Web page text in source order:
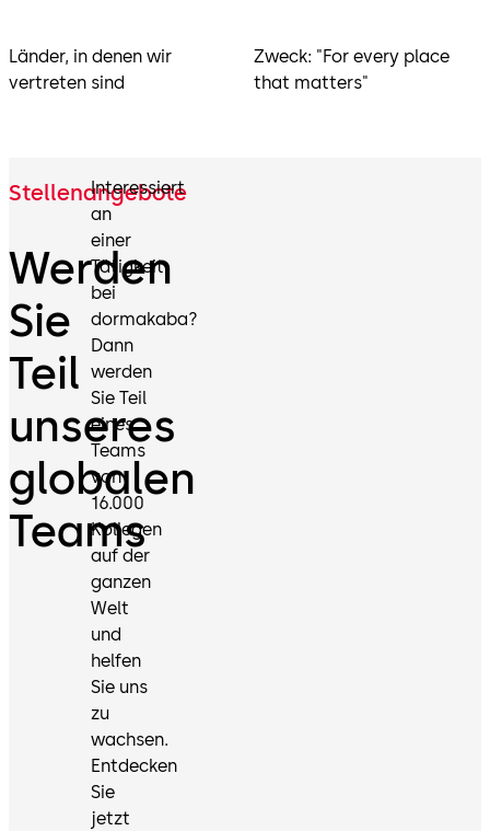
Länder, in denen wir
vertreten sind
Zweck: "For every place
that matters"
Stellenangebote
Werden
Sie
Teil
unseres
globalen
Teams
Interessiert
an
einer
Tätigkeit
bei
dormakaba?
Dann
werden
Sie Teil
eines
Teams
von
16.000
Kollegen
auf der
ganzen
Welt
und
helfen
Sie uns
zu
wachsen.
Entdecken
Sie
jetzt